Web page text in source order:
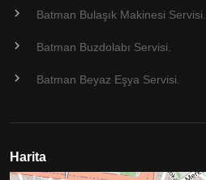
Batman Bulaşık Makinesi Servisi.
Batman Buzdolabı Servisi.
Batman Beyaz Eşya Servisi.
Harita